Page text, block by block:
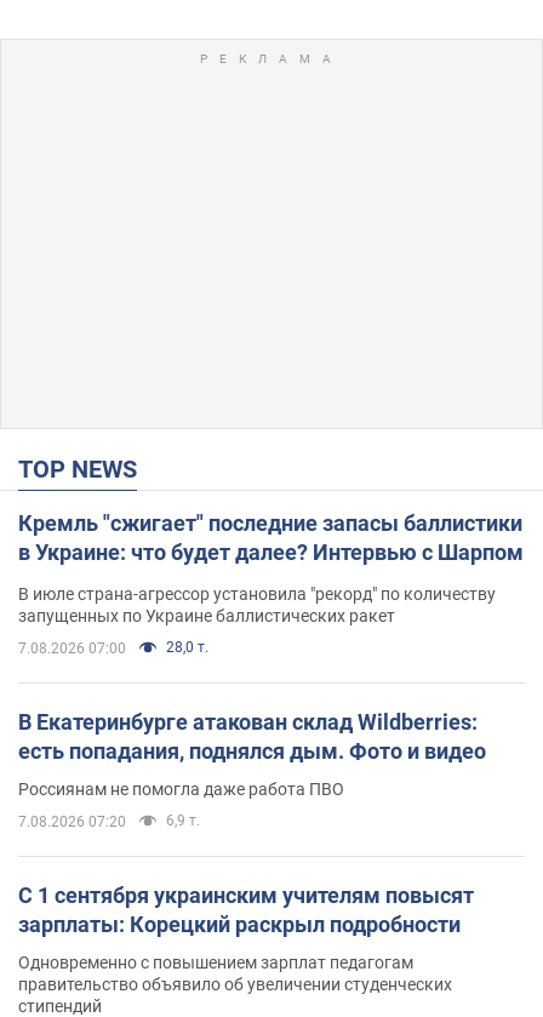
TOP NEWS
Кремль "сжигает" последние запасы баллистики
в Украине: что будет далее? Интервью с Шарпом
В июле страна-агрессор установила "рекорд" по количеству
запущенных по Украине баллистических ракет
7.08.2026 07:00 28,0 т.
В Екатеринбурге атакован склад Wildberries:
есть попадания, поднялся дым. Фото и видео
Россиянам не помогла даже работа ПВО
7.08.2026 07:20 6,9 т.
С 1 сентября украинским учителям повысят
зарплаты: Корецкий раскрыл подробности
Одновременно с повышением зарплат педагогам
правительство объявило об увеличении студенческих
стипендий